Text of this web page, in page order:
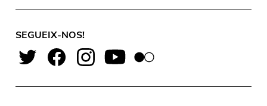
SEGUEIX-NOS!